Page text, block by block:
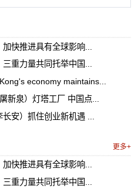
快推进具有全球影响...
三重力量共同托举中国...
economy maintains...
新泉）灯塔工厂 中国点...
安）抓住创业新机遇 ...
更多+
加快推进具有全球影响...
三重力量共同托举中国...